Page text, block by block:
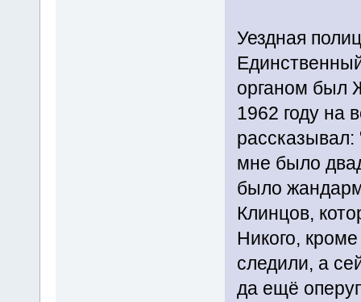
Уездная
органом был
1962 году на
мне было
было
Клинцов,
Никого,
следили, а
да ещё